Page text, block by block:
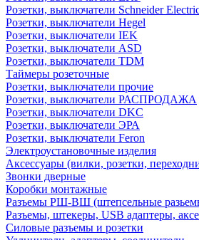
Розетки, выключатели Schneider
Розетки, выключатели Hegel
Розетки, выключатели IEK
Розетки, выключатели ASD
Розетки, выключатели TDM
Таймеры розеточные
Розетки, выключатели прочие
Розетки, выключатели РАСПРОДАЖА
Розетки, выключатели DKC
Розетки, выключатели ЭРА
Розетки, выключатели Feron
Электроустановочные изделия
Аксессуары (вилки, розетки,
Звонки дверные
Коробки монтажные
Разъемы РШ-ВШ (штепсельные
Разъемы, штекеры, USB адаптеры,
Силовые разъемы и розетки